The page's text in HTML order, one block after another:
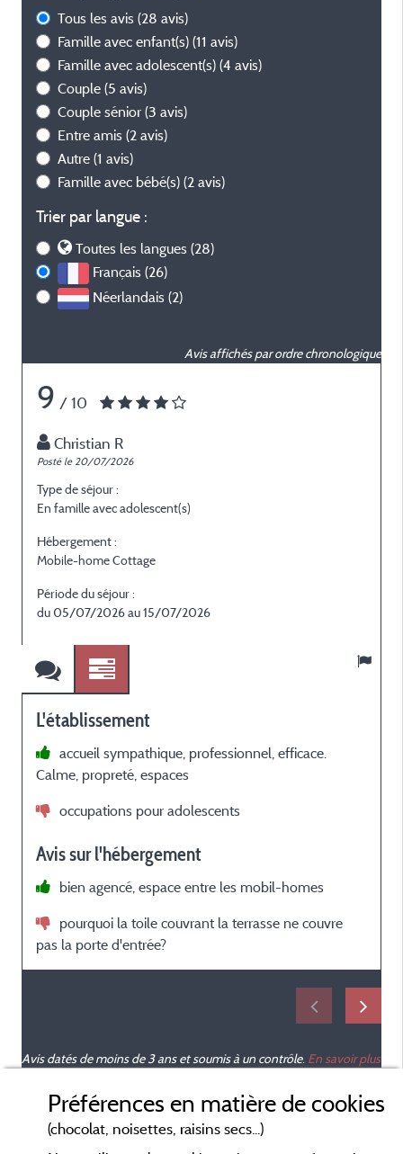
Tous les avis (28 avis)
Famille avec enfant(s) (11 avis)
Famille avec adolescent(s) (4 avis)
Couple (5 avis)
Couple sénior (3 avis)
Entre amis (2 avis)
Autre (1 avis)
Famille avec bébé(s) (2 avis)
Trier par langue :
Toutes les langues (28)
Français (26)
Néerlandais (2)
Avis affichés par ordre chronologique
9 / 10
Christian R
Posté le 20/07/2026
Type de séjour :
En famille avec adolescent(s)
Hébergement :
Mobile-home Cottage
Période du séjour :
du 05/07/2026 au 15/07/2026
L'établissement
accueil sympathique, professionnel, efficace.
Calme, propreté, espaces
occupations pour adolescents
Avis sur l'hébergement
bien agencé, espace entre les mobil-homes
pourquoi la toile couvrant la terrasse ne couvre
pas la porte d'entrée?
Avis datés de moins de 3 ans et soumis à un contrôle. En savoir plus
Préférences en matière de cookies
(chocolat, noisettes, raisins secs...)